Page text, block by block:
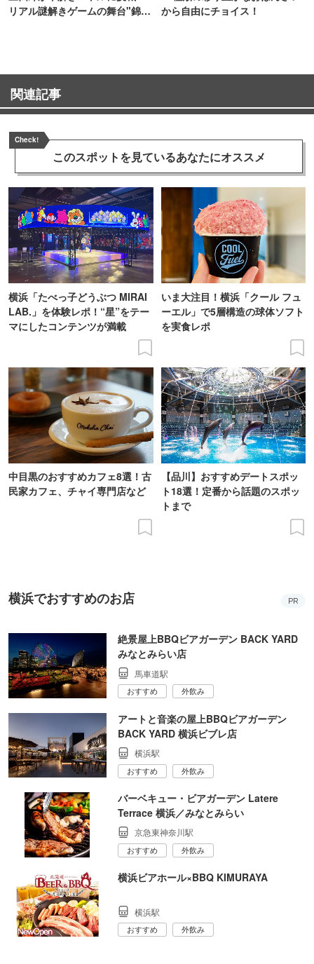
リアル謎解きゲームの舞台"錦糸
から自由にチョイス！
関連記事
Check!
このスポットを見ているあなたにオススメ
横浜「たべっ子どうぶつ MIRAI
LAB.」を体験レポ！“星”をテー
マにしたコンテンツが満載
いま大注目！横浜「クール フュ
ーエル」で5層構造の球体ソフト
を実食レポ
中目黒のおすすめカフェ8選！古
民家カフェ、チャイ専門店など
【品川】おすすめデートスポッ
ト18選！定番から話題のスポッ
トまで
横浜でおすすめのお店 PR
絶景屋上BBQビアガーデン BACK YARD
みなとみらい店
馬車道駅
おすすめ 外飲み
アートと音楽の屋上BBQビアガーデン
BACK YARD 横浜ビブレ店
横浜駅
おすすめ 外飲み
バーベキュー・ビアガーデン Latere
Terrace 横浜／みなとみらい
京急東神奈川駅
おすすめ 外飲み
横浜ビアホール×BBQ KIMURAYA
横浜駅
おすすめ 外飲み